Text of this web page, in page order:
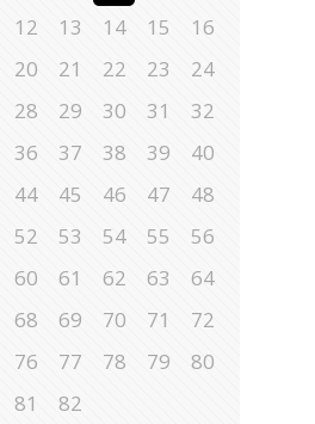
12 13 14 15
16
20 21 22 23
24
28 29 30 31
32
36 37 38 39
40
44 45 46 47
48
52 53 54 55
56
60 61 62 63
64
68 69 70 71
72
76 77 78 79
80
81
82